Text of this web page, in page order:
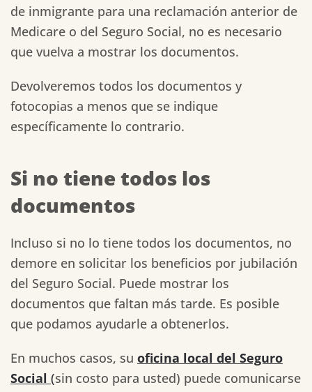
de inmigrante para una reclamación anterior de
Medicare o del Seguro Social, no es necesario
que vuelva a mostrar los documentos.
Devolveremos todos los documentos y
fotocopias a menos que se indique
específicamente lo contrario.
Si no tiene todos los
documentos
Incluso si no lo tiene todos los documentos, no
demore en solicitar los beneficios por jubilación
del Seguro Social. Puede mostrar los
documentos que faltan más tarde. Es posible
que podamos ayudarle a obtenerlos.
En muchos casos, su oficina local del Seguro
Social (sin costo para usted) puede comunicarse